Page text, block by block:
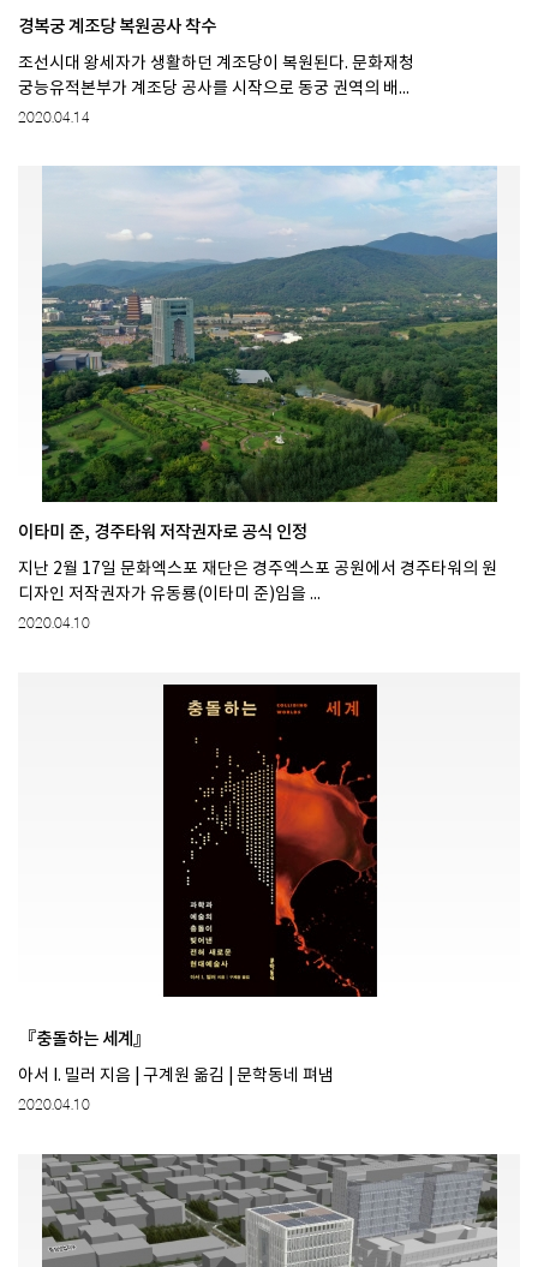
경복궁 계조당 복원공사 착수
조선시대 왕세자가 생활하던 계조당이 복원된다. 문화재청
궁능유적본부가 계조당 공사를 시작으로 동궁 권역의 배...
2020.04.14
이타미 준, 경주타워 저작권자로 공식 인정
지난 2월 17일 문화엑스포 재단은 경주엑스포 공원에서 경주타워의 원
디자인 저작권자가 유동룡(이타미 준)임을 ...
2020.04.10
『충돌하는 세계』
아서 I. 밀러 지음 | 구계원 옮김 | 문학동네 펴냄
2020.04.10